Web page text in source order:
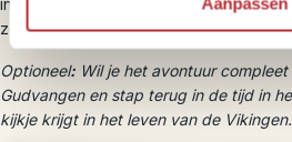
indrukwekkende bergformaties. De
zorgen ervoor dat je niets van het
Optioneel: Wil je het avontuur
Gudvangen en stap terug in de tijd in
kijkje krijgt in het leven van de Vikingen.